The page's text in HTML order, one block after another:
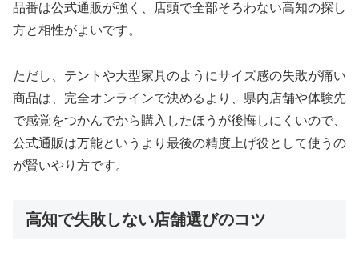
品番は公式通販が強く、店頭で全部そろわない高知の探し
方と相性がよいです。
ただし、テントや大型家具のようにサイズ感の失敗が痛い
商品は、完全オンラインで決めるより、県内店舗や体験先
で感覚をつかんでから購入したほうが後悔しにくいので、
公式通販は万能というより最後の精度上げ役として使うの
が賢いやり方です。
高知で失敗しない店舗選びのコツ